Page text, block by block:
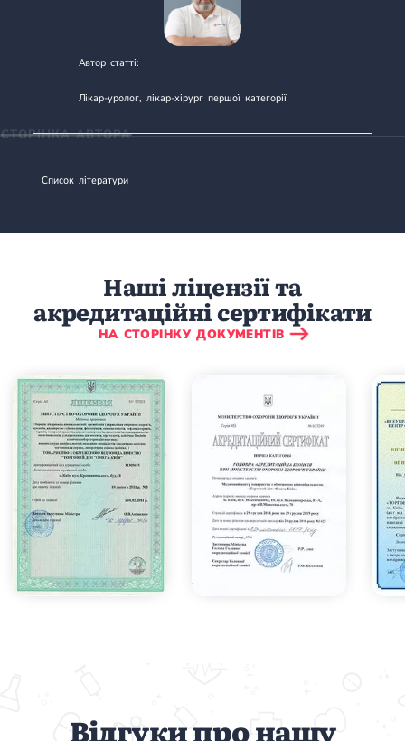
Автор статті:
Лікар-уролог, лікар-хірург першої категорії
СТОРІНКА АВТОРА
Список літератури
Наші ліцензії та
акредитаційні сертифікати
НА СТОРІНКУ ДОКУМЕНТІВ
Відгуки про нашу